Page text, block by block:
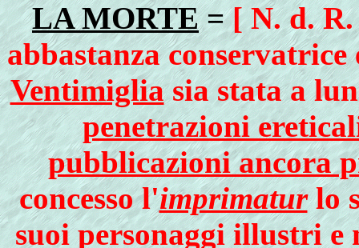
LA MORTE=[ N. d.
abbastanza
Ventimigliasia stata a
penetrazioni
pubblicazioni ancora
concesso l'imprimaturlo
suoi personaggi illustri